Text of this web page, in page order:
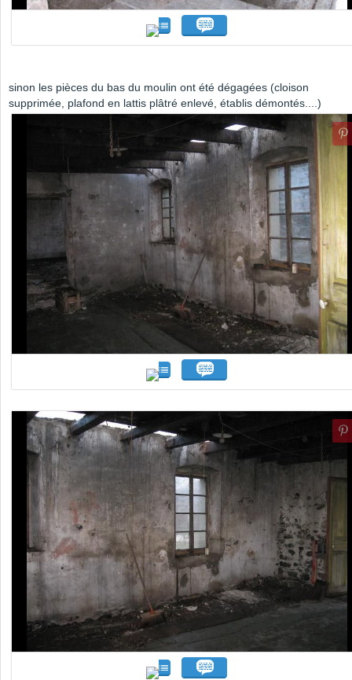
sinon les pièces du bas du moulin ont été dégagées (cloison
supprimée, plafond en lattis plâtré enlevé, établis démontés....)